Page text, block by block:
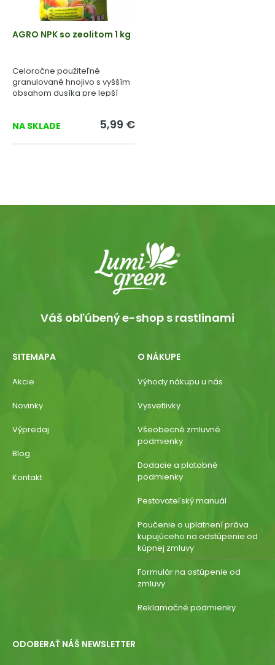
AGRO NPK so zeolitom 1 kg
Celoročne použiteľné
granulované hnojivo s vyšším
obsahom dusíka pre lepší
NA SKLADE 5,99 €
Váš obľúbený e-shop s rastlinami
SITEMAPA
Akcie
Novinky
Výpredaj
Blog
Kontakt
O NÁKUPE
Výhody nákupu u nás
Vysvetlivky
Všeobecné zmluvné
podmienky
Dodacie a platobné
podmienky
Pestovateľský manuál
Poučenie o uplatnení práva
kupujúceho na odstúpenie od
kúpnej zmluvy
Formulár na ostúpenie od
zmluvy
Reklamačné podmienky
ODOBERAŤ NÁŠ NEWSLETTER